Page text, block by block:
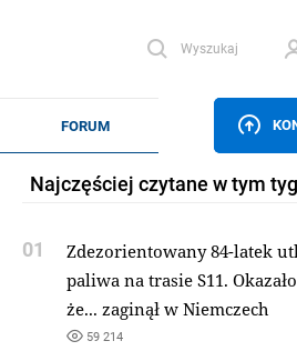
Wyszukaj
Najczęściej czytane w tym
01
Zdezorientowany 84-latek
paliwa na trasie S11.
że... zaginął w Niemczech
59 214